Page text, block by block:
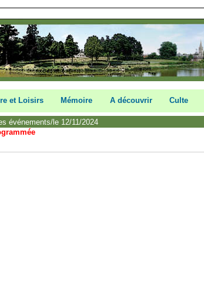
et Loisirs Mémoire A découvrir Culte
événements/le 12/11/2024